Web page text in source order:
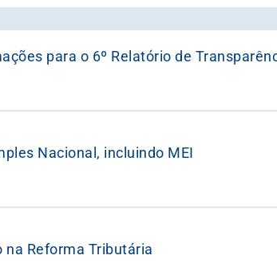
para o 6º Relatório de
Nacional, incluindo MEI
na Reforma Tributária